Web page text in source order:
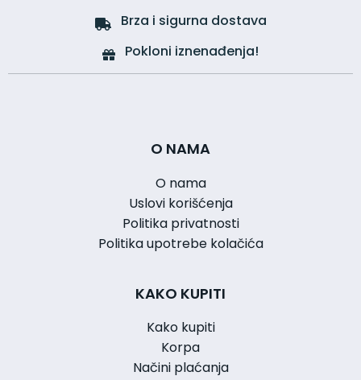
Brza i sigurna dostava
Pokloni iznenađenja!
O NAMA
O nama
Uslovi korišćenja
Politika privatnosti
Politika upotrebe kolačića
KAKO KUPITI
Kako kupiti
Korpa
Načini plaćanja